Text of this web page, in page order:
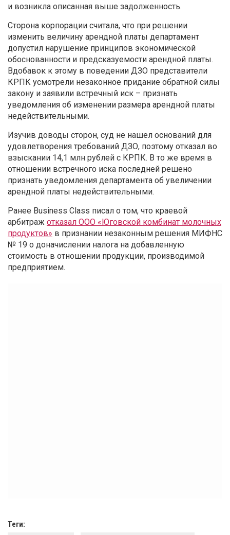
и возникла описанная выше задолженность.
Сторона корпорации считала, что при решении
изменить величину арендной платы департамент
допустил нарушение принципов экономической
обоснованности и предсказуемости арендной платы.
Вдобавок к этому в поведении ДЗО представители
КРПК усмотрели незаконное придание обратной силы
закону и заявили встречный иск – признать
уведомления об изменении размера арендной платы
недействительными.
Изучив доводы сторон, суд не нашел оснований для
удовлетворения требований ДЗО, поэтому отказал во
взыскании 14,1 млн рублей с КРПК. В то же время в
отношении встречного иска последней решено
признать уведомления департамента об увеличении
арендной платы недействительными.
Ранее Business Class писал о том, что краевой
арбитраж отказал ООО «Юговской комбинат молочных
продуктов» в признании незаконным решения МИФНС
№ 19 о доначислении налога на добавленную
стоимость в отношении продукции, производимой
предприятием.
Теги: